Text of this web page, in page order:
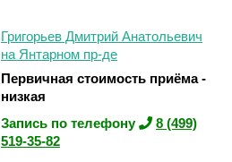
Григорьев Дмитрий Анатольевич
на Янтарном пр-де
Первичная стоимость приёма -
низкая
Запись по телефону
8 (499)
519-35-82